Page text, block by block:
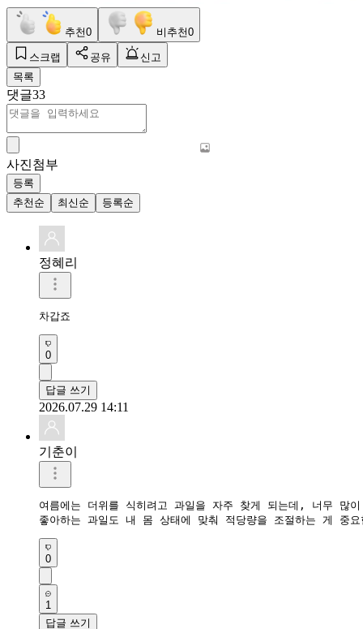
추천0 비추천0
스크랩 공유
신고
목록
댓글33
사진첨부
등록
추천순
최신순 등록순
정혜리
차갑죠
0
답글 쓰기
2026.07.29 14:11
기춘이
여름에는 더위를 식히려고 과일을 자주 찾게 되는데, 너무 많
좋아하는 과일도 내 몸 상태에 맞춰 적당량을 조절하는 게 중
0
1
답글 쓰기